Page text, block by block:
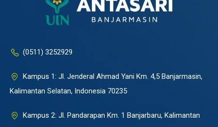
(0511) 3252929
Kampus 1: Jl. Jenderal Ahmad Yani Km. 4,5 Banjarmasin,
Kalimantan Selatan, Indonesia 70235
Kampus 2: Jl. Pandarapan Km. 1 Banjarbaru, Kalimantan